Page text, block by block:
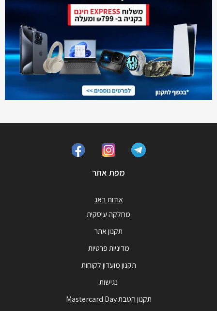
מפת אתר
אודות באג
מחלקה עיסקית
תקנון אתר
מדיניות פרטיות
תקנון מועדון לקוחות
נגישות
תקנון הטבת Mastercard Day